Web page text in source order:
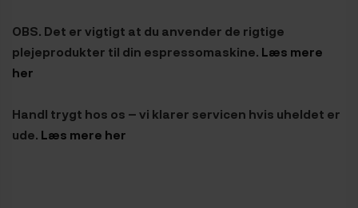
OBS. Det er vigtigt at du anvender de rigtige
plejeprodukter til din espressomaskine. Læs mere
her
Handl trygt hos os – vi klarer servicen hvis uheldet er
ude. Læs mere her